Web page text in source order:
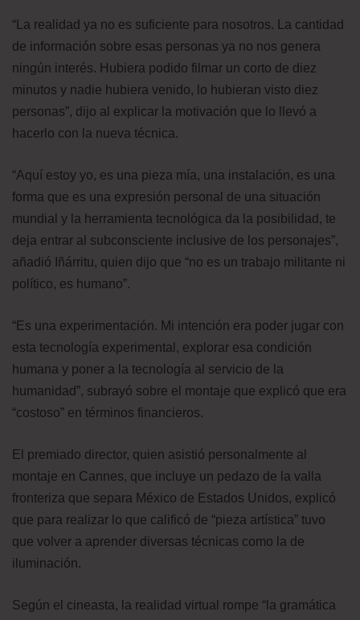
“La realidad ya no es suficiente para nosotros. La cantidad
de información sobre esas personas ya no nos genera
ningún interés. Hubiera podido filmar un corto de diez
minutos y nadie hubiera venido, lo hubieran visto diez
personas”, dijo al explicar la motivación que lo llevó a
hacerlo con la nueva técnica.
“Aquí estoy yo, es una pieza mía, una instalación, es una
forma que es una expresión personal de una situación
mundial y la herramienta tecnológica da la posibilidad, te
deja entrar al subconsciente inclusive de los personajes”,
añadió Iñárritu, quien dijo que “no es un trabajo militante ni
político, es humano”.
“Es una experimentación. Mi intención era poder jugar con
esta tecnología experimental, explorar esa condición
humana y poner a la tecnología al servicio de la
humanidad”, subrayó sobre el montaje que explicó que era
“costoso” en términos financieros.
El premiado director, quien asistió personalmente al
montaje en Cannes, que incluye un pedazo de la valla
fronteriza que separa México de Estados Unidos, explicó
que para realizar lo que calificó de “pieza artística” tuvo
que volver a aprender diversas técnicas como la de
iluminación.
Según el cineasta, la realidad virtual rompe “la gramática